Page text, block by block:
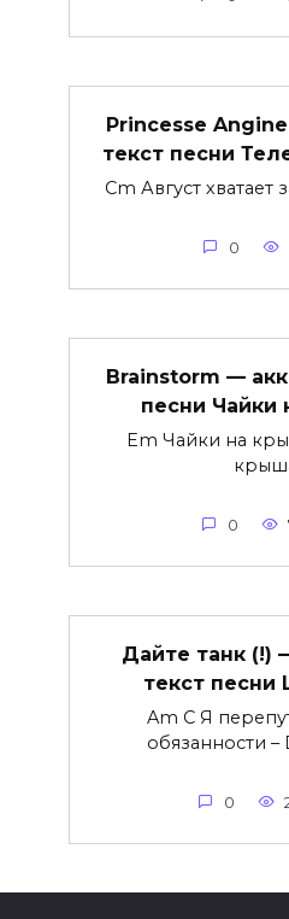
Princesse
текст песни
Cm Август хватает
0
Brainstorm —
песни Чайки
Em Чайки на
0
Дайте танк (!)
текст песни
Am C Я
обязанности –
0